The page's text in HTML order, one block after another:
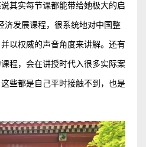
其实每节课都能带给她极大的启
济发展课程，很系统地对中国整
以权威的声音角度来讲解。还有
程，会在讲授时代入很多实际案
些都是自己平时接触不到，也是